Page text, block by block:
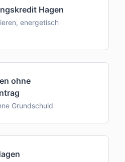
Hagen
energetisch
ohne
Grundschuld